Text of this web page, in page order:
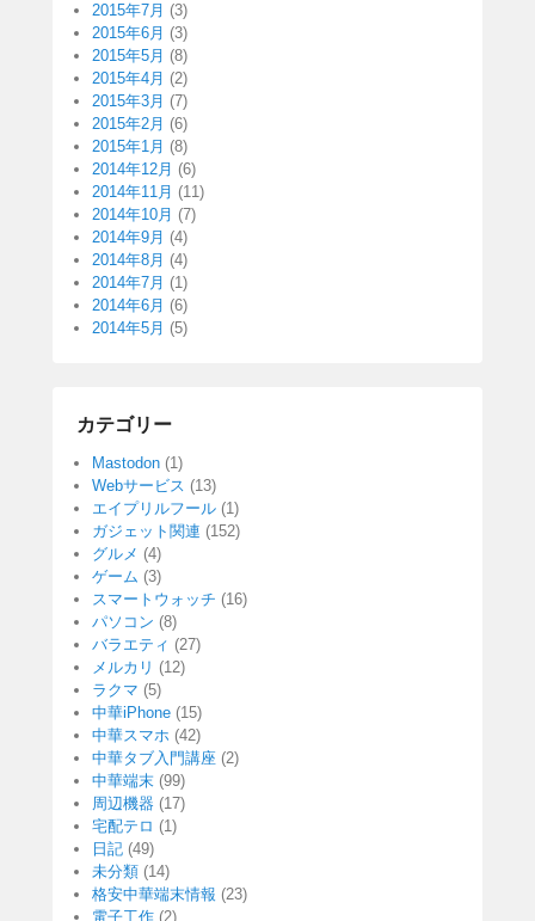
2015年7月 (3)
2015年6月 (3)
2015年5月 (8)
2015年4月 (2)
2015年3月 (7)
2015年2月 (6)
2015年1月 (8)
2014年12月 (6)
2014年11月 (11)
2014年10月 (7)
2014年9月 (4)
2014年8月 (4)
2014年7月 (1)
2014年6月 (6)
2014年5月 (5)
カテゴリー
Mastodon (1)
Webサービス (13)
エイプリルフール (1)
ガジェット関連 (152)
グルメ (4)
ゲーム (3)
スマートウォッチ (16)
パソコン (8)
バラエティ (27)
メルカリ (12)
ラクマ (5)
中華iPhone (15)
中華スマホ (42)
中華タブ入門講座 (2)
中華端末 (99)
周辺機器 (17)
宅配テロ (1)
日記 (49)
未分類 (14)
格安中華端末情報 (23)
電子工作 (2)